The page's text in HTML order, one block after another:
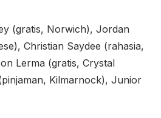
(gratis, Norwich), Jordan
Christian Saydee (rahasia,
Lerma (gratis, Crystal
Kilmarnock), Junior